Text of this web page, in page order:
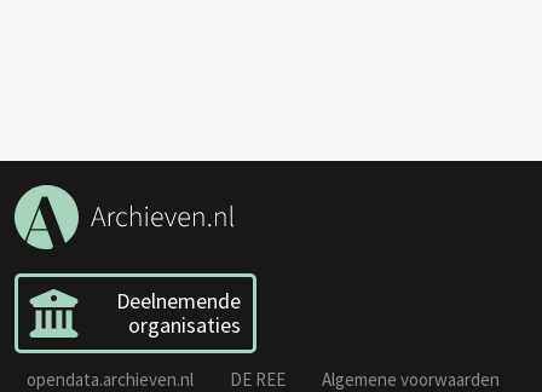
Deelnemende
organisaties
opendata.archieven.nl DE REE
Algemene voorwaarden